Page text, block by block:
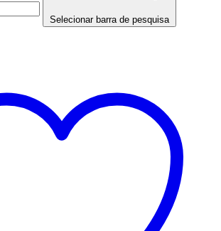
Selecionar barra de pesquisa